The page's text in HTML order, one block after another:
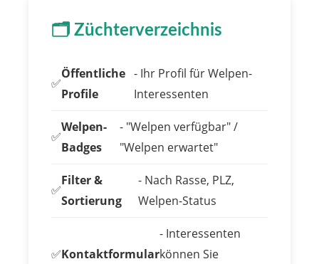
🗂️ Züchterverzeichnis
✅
Öffentliche
Profile
- Ihr Profil für Welpen-
Interessenten
✅
Welpen-
Badges
- "Welpen verfügbar" /
"Welpen erwartet"
✅
Filter &
Sortierung
- Nach Rasse, PLZ,
Welpen-Status
✅Kontaktformular
- Interessenten
können Sie